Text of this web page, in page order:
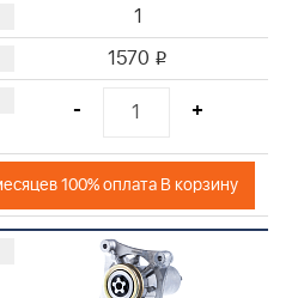
1
1570 i
- +
100% оплата В корзину